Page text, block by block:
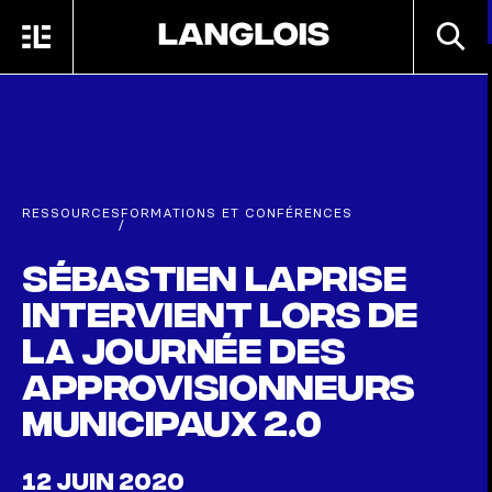
MENU
RESSOURCES
/
FORMATIONS ET CONFÉRENCES
Sébastien Laprise
intervient lors de
la Journée des
approvisionneurs
municipaux 2.0
12 JUIN 2020